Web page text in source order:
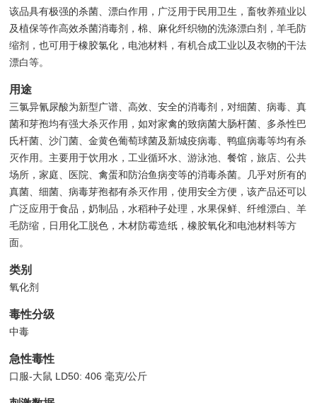
该品具有极强的杀菌、漂白作用，广泛用于民用卫生，畜牧养殖业以
及植保等作高效杀菌消毒剂，棉、麻化纤织物的洗涤漂白剂，羊毛防
缩剂，也可用于橡胶氯化，电池材料，有机合成工业以及衣物的干法
漂白等。
用途
三氯异氰尿酸为新型广谱、高效、安全的消毒剂，对细菌、病毒、真
菌和芽孢均有强大杀灭作用，如对家禽的致病菌大肠杆菌、多杀性巴
氏杆菌、沙门菌、金黄色葡萄球菌及新城疫病毒、鸭瘟病毒等均有杀
灭作用。主要用于饮用水，工业循环水、游泳池、餐馆，旅店、公共
场所，家庭、医院、禽蛋和防治鱼病变等的消毒杀菌。几乎对所有的
真菌、细菌、病毒芽孢都有杀灭作用，使用安全方便，该产品还可以
广泛应用于食品，奶制品，水稻种子处理，水果保鲜、纤维漂白、羊
毛防缩，日用化工脱色，木材防霉造纸，橡胶氧化和电池材料等方
面。
类别
氧化剂
毒性分级
中毒
急性毒性
口服-大鼠 LD50: 406 毫克/公斤